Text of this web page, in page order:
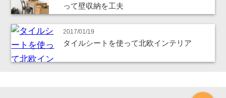
って壁収納を工夫
2017/01/19
タイルシートを使って北欧インテリア